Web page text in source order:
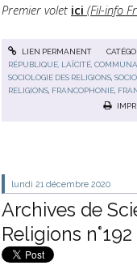
Premier volet ici (Fil-info
LIEN PERMANENT
RÉPUBLIQUE, LAÏCITÉ,
SOCIOLOGIE DES RELIGIONS,
RELIGIONS, FRANCOPHONIE,
lundi 21 décembre 2020
Archives de
Religions n°192